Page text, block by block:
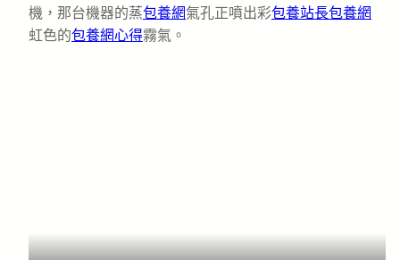
機，那台機器的蒸包養網氣孔正噴出彩包養站長包養網
虹色的包養網心得霧氣。